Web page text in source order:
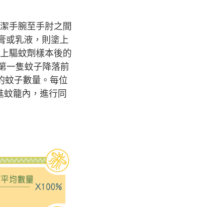
手腕至手肘之間
或乳液，則塗上
驅蚊劑樣本後的
一隻蚊子降落前
蚊子數量。每位
蚊籠內，進行同